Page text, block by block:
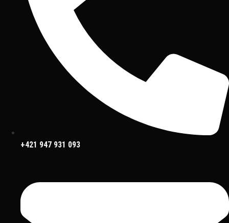
+421 947 931 093